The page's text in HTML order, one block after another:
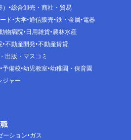
総合卸売・商社・貿易
ド 大学 通信販売 鉄・金属 電器
物病院 日用雑貨 農林水産
不動産開発 不動産賃貸
出版・マスコミ
予備校 幼児教室 幼稚園・保育園
ジャー
ーション ガス